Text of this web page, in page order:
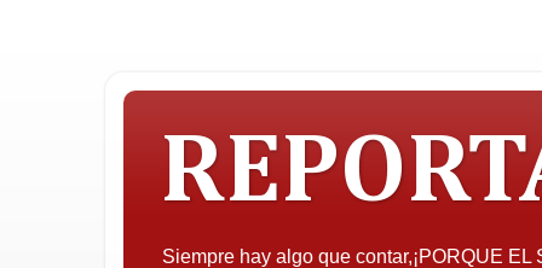
Siempre hay algo que contar,¡PORQUE